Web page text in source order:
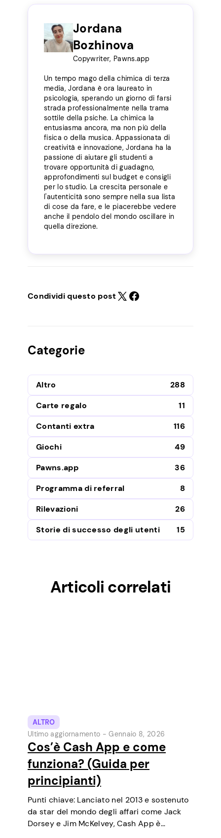
Jordana
Bozhinova
Copywriter, Pawns.app
Un tempo mago della chimica di terza
media, Jordana è ora laureato in
psicologia, sperando un giorno di farsi
strada professionalmente nella trama
sottile della psiche. La chimica la
entusiasma ancora, ma non più della
fisica o della musica. Appassionata di
creatività e innovazione, Jordana ha la
passione di aiutare gli studenti a
trovare opportunità di guadagno,
approfondimenti sul budget e consigli
per lo studio. La crescita personale e
l'autenticità sono sempre nella sua lista
di cose da fare, e le piacerebbe vedere
anche il pendolo del mondo oscillare in
quella direzione.
Condividi questo post
Categorie
Altro
288
Carte regalo
11
Contanti extra
116
Giochi
49
Pawns.app
36
Programma di referral
8
Rilevazioni
26
Storie di successo degli utenti
15
Articoli correlati
ALTRO
Ultimo aggiornamento -Gennaio 8, 2026
Cos’è Cash App e come
funziona? (Guida per
principianti)
Punti chiave: Lanciato nel 2013 e sostenuto
da star del mondo degli affari come Jack
Dorsey e Jim McKelvey, Cash App è